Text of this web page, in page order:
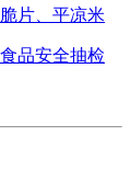
片、平凉米
品安全抽检